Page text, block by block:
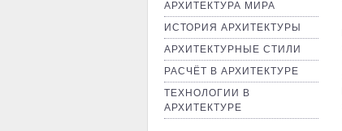
AРХИТЕКТУРА МИРА
ИСТОРИЯ АРХИТЕКТУРЫ
AРХИТЕКТУРНЫЕ СТИЛИ
РАСЧЁТ В АРХИТЕКТУРЕ
ТЕХНОЛОГИИ В
АРХИТЕКТУРЕ